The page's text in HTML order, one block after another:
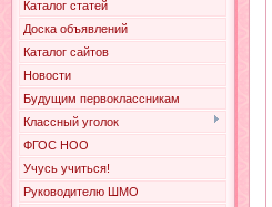
Каталог статей
Доска объявлений
Каталог сайтов
Новости
Будущим первоклассникам
Классный уголок
ФГОС НОО
Учусь учиться!
Руководителю ШМО